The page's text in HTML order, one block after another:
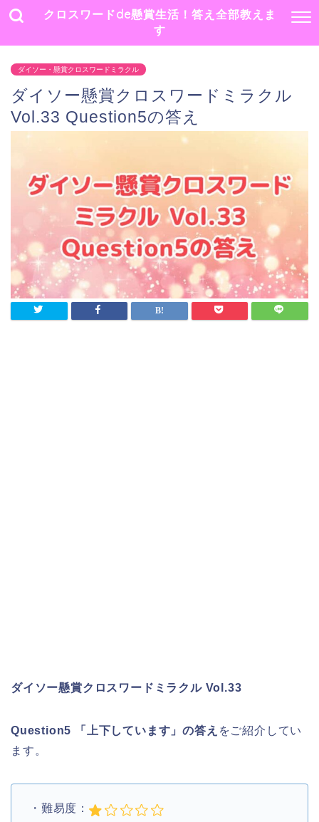
クロスワードde懸賞生活！答え全部教えま
す
ダイソー・懸賞クロスワードミラクル
ダイソー懸賞クロスワードミラクル
Vol.33 Question5の答え
ダイソー懸賞クロスワードミラクル Vol.33
Question5 「上下しています」の答え をご紹介してい
ます。
・難易度：